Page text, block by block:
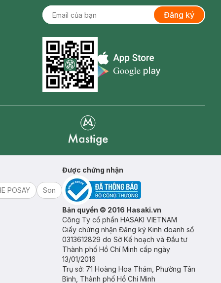
Đăng ký
Appstore icon
POSAY
Son
Được chứng nhận
Bản quyền © 2016 Hasaki.vn
Công Ty cổ phần HASAKI VIETNAM
Giấy chứng nhận Đăng ký Kinh doanh số
0313612829 do Sở Kế hoạch và Đầu tư
Thành phố Hồ Chí Minh cấp ngày
13/01/2016
Trụ sở: 71 Hoàng Hoa Thám, Phường Tân
Bình, Thành phố Hồ Chí Minh